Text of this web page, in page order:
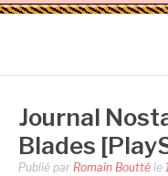
Journal
Blades
Publié par Romain Boutté le